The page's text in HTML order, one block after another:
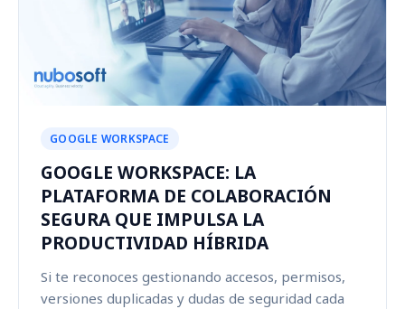
GOOGLE WORKSPACE
GOOGLE WORKSPACE: LA
PLATAFORMA DE COLABORACIÓN
SEGURA QUE IMPULSA LA
PRODUCTIVIDAD HÍBRIDA
Si te reconoces gestionando accesos, permisos,
versiones duplicadas y dudas de seguridad cada